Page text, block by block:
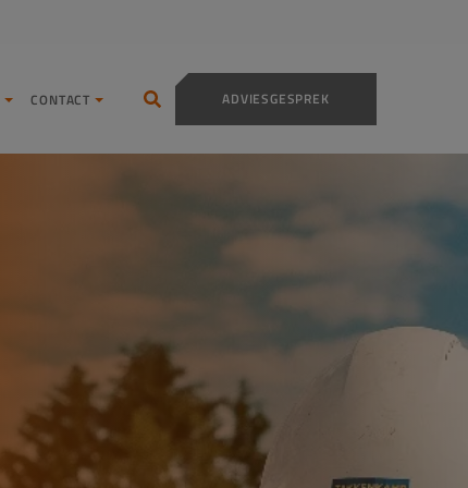
ADVIESGESPREK
CONTACT